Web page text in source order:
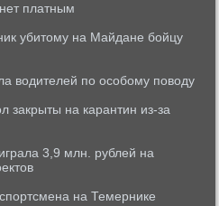
платным
убитому на Майдане бойцу
водителей по особому поводу
закрыты на карантин из-за
3,9 млн. рублей на
на Темернике